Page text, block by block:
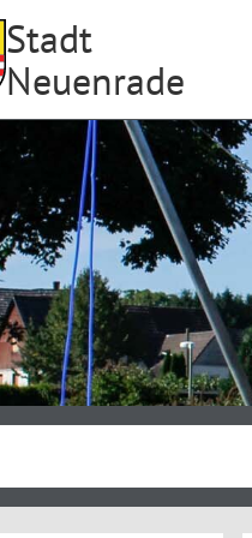
Stadt
Neuenrade